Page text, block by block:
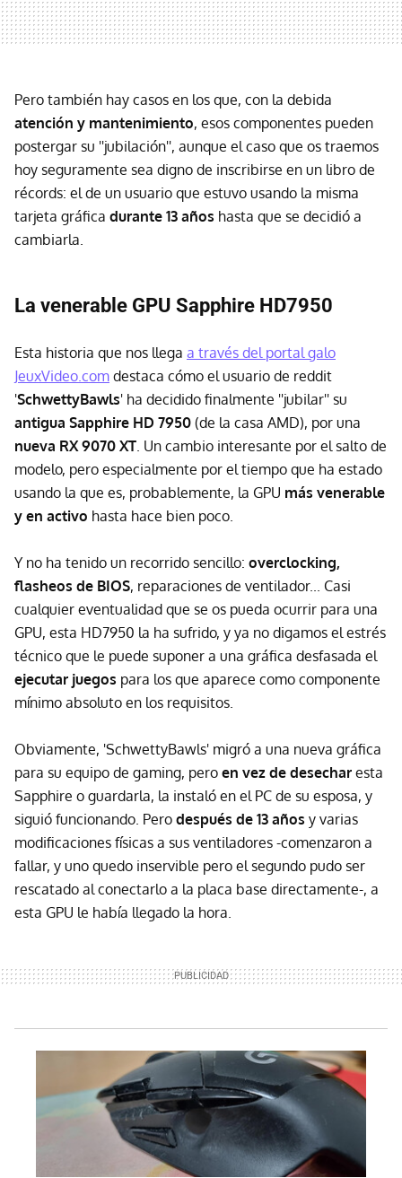
Pero también hay casos en los que, con la debida
atención y mantenimiento, esos componentes pueden
postergar su ''jubilación'', aunque el caso que os traemos
hoy seguramente sea digno de inscribirse en un libro de
récords: el de un usuario que estuvo usando la misma
tarjeta gráfica durante 13 años hasta que se decidió a
cambiarla.
La venerable GPU Sapphire HD7950
Esta historia que nos llega a través del portal galo
JeuxVideo.com destaca cómo el usuario de reddit
'SchwettyBawls' ha decidido finalmente ''jubilar'' su
antigua Sapphire HD 7950 (de la casa AMD), por una
nueva RX 9070 XT. Un cambio interesante por el salto de
modelo, pero especialmente por el tiempo que ha estado
usando la que es, probablemente, la GPU más venerable
y en activo hasta hace bien poco.
Y no ha tenido un recorrido sencillo: overclocking,
flasheos de BIOS, reparaciones de ventilador... Casi
cualquier eventualidad que se os pueda ocurrir para una
GPU, esta HD7950 la ha sufrido, y ya no digamos el estrés
técnico que le puede suponer a una gráfica desfasada el
ejecutar juegos para los que aparece como componente
mínimo absoluto en los requisitos.
Obviamente, 'SchwettyBawls' migró a una nueva gráfica
para su equipo de gaming, pero en vez de desechar esta
Sapphire o guardarla, la instaló en el PC de su esposa, y
siguió funcionando. Pero después de 13 años y varias
modificaciones físicas a sus ventiladores -comenzaron a
fallar, y uno quedo inservible pero el segundo pudo ser
rescatado al conectarlo a la placa base directamente-, a
esta GPU le había llegado la hora.